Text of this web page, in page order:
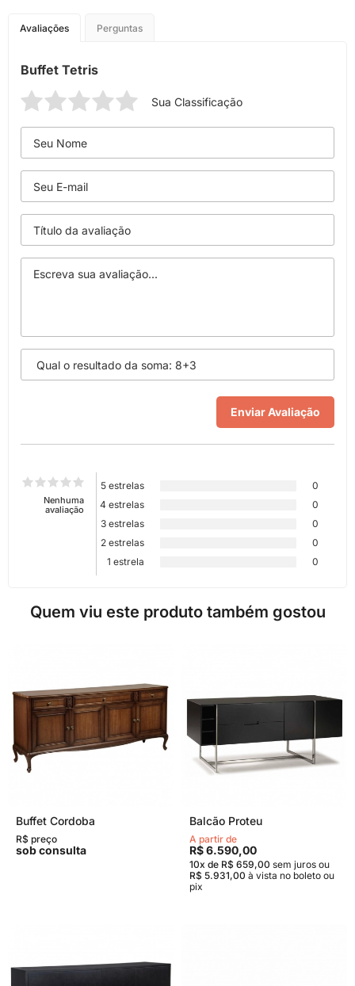
Avaliações Perguntas
Buffet Tetris
Sua Classificação
Nenhuma
avaliação
5 estrelas
0
4 estrelas
0
3 estrelas
0
2 estrelas
0
1 estrela
0
Quem viu este produto também gostou
Buffet Cordoba
R$ preço
sob consulta
Balcão Proteu
A partir de
R$ 6.590,00
10x de R$ 659,00 sem juros ou
R$ 5.931,00 à vista no boleto ou
pix